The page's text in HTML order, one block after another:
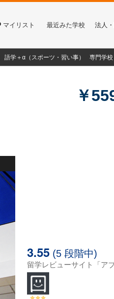
マイリスト 最近みた学校 法人
語学＋α（スポーツ・習い事） 専門学
￥
3.55 (5 段階中)
留学レビューサイト「ア